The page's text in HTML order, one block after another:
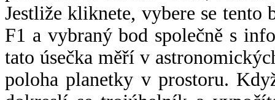
Jestliže kliknete, vybere se tento
F1 a vybraný bod společně s
tato úsečka měří v
poloha planetky v prostoru.